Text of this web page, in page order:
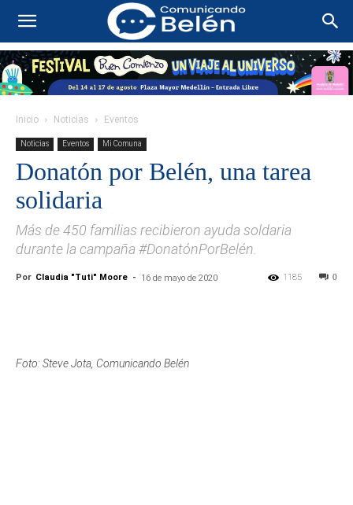
Inicio Noticias Eventos
Noticias Eventos Mi Comuna
Donatón por Belén, una tarea
solidaria
Más de 450 familias recibieron ayuda soldaria
durante la campaña #DonatónPorBelén.
Por Claudia "Tuti" Moore - 16 de mayo de 2020 0
1185
Foto: Steve Jota, Comunicando Belén